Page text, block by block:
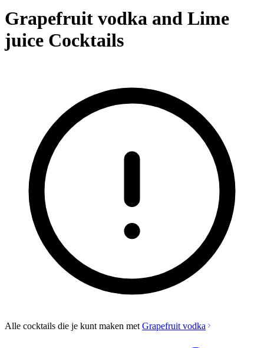
Grapefruit vodka and Lime
juice Cocktails
Alle cocktails die je kunt maken met Grapefruit vodka